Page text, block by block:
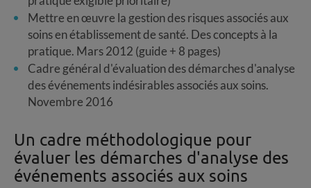
Mettre en œuvre la gestion des risques associés aux
soins en établissement de santé. Des concepts à la
pratique. Mars 2012 (guide + 8 pages)
Cadre général d'évaluation des démarches d'analyse
des événements indésirables associés aux soins.
Novembre 2016
Un cadre méthodologique pour
évaluer les démarches d'analyse des
événements associés aux soins